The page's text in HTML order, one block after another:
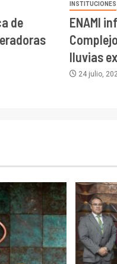
de
INSTITUCIONES
ENAMI
lluvias
24 julio,